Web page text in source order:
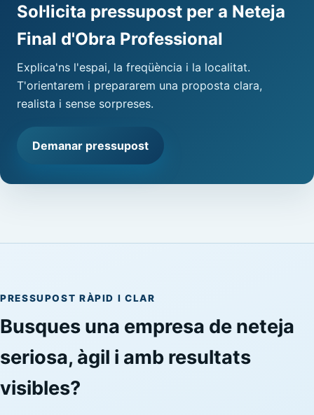
Sol·licita pressupost per a Neteja
Final d'Obra Professional
Explica'ns l'espai, la freqüència i la localitat.
T'orientarem i prepararem una proposta clara,
realista i sense sorpreses.
Demanar pressupost
PRESSUPOST RÀPID I CLAR
Busques una empresa de neteja
seriosa, àgil i amb resultats
visibles?